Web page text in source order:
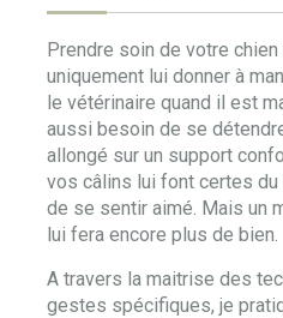
Prendre soin de votre
uniquement lui donner à
le vétérinaire quand il est
aussi besoin de se
allongé sur un support
vos câlins lui font certes du
de se sentir aimé. Mais un
lui fera encore plus de bien.
A travers la maitrise des
gestes spécifiques, je